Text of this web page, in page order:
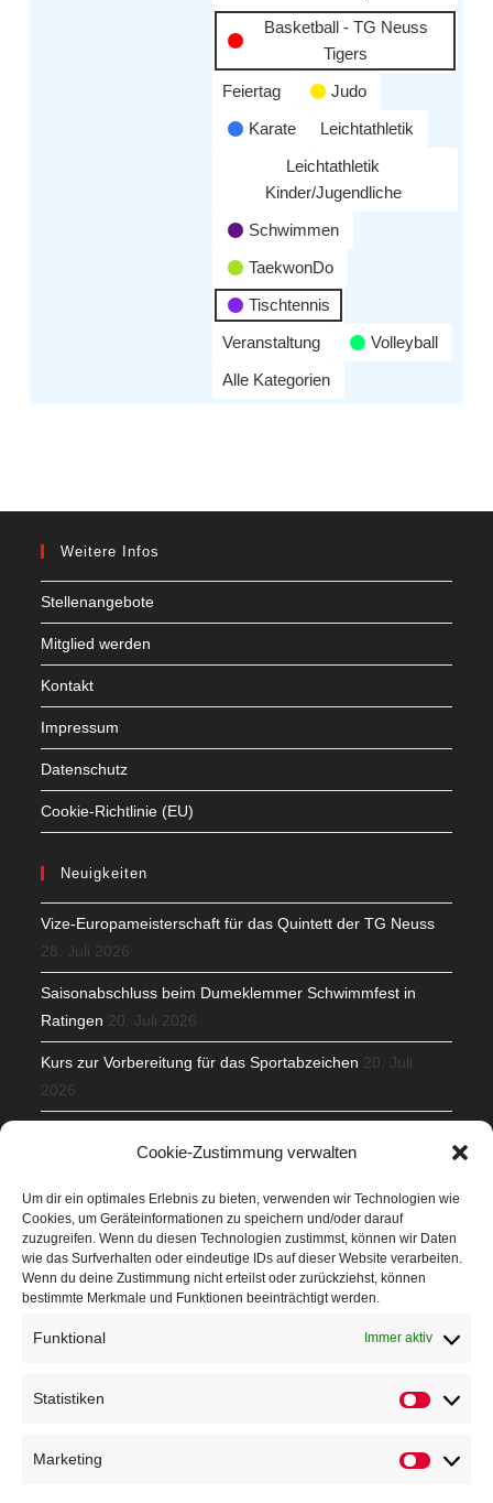
Cookie-Zustimmung verwalten
Um dir ein optimales Erlebnis zu bieten, verwenden wir Technologien wie
Cookies, um Geräteinformationen zu speichern und/oder darauf
zuzugreifen. Wenn du diesen Technologien zustimmst, können wir Daten
wie das Surfverhalten oder eindeutige IDs auf dieser Website verarbeiten.
Wenn du deine Zustimmung nicht erteilst oder zurückziehst, können
bestimmte Merkmale und Funktionen beeinträchtigt werden.
Funktional Immer aktiv
Statistiken
Marketing
Basketball - TG Neuss
Tigers
Feiertag
Judo
Karate
Leichtathletik
Leichtathletik
Kinder/Jugendliche
Schwimmen
TaekwonDo
Tischtennis
Veranstaltung
Volleyball
Alle Kategorien
Weitere Infos
Stellenangebote
Mitglied werden
Kontakt
Impressum
Datenschutz
Cookie-Richtlinie (EU)
Neuigkeiten
Vize-Europameisterschaft für das Quintett der TG Neuss
28. Juli 2026
Saisonabschluss beim Dumeklemmer Schwimmfest in
Ratingen 20. Juli 2026
Kurs zur Vorbereitung für das Sportabzeichen 20. Juli
2026
Veranstaltungen
Höffner Run
Kindersportfest